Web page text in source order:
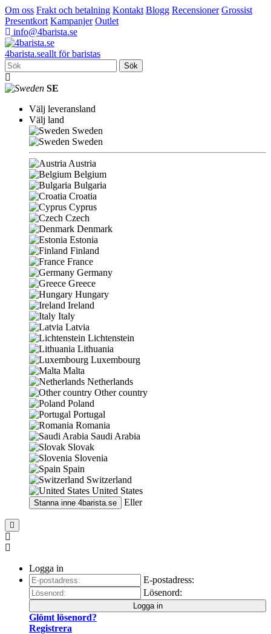
Om oss Frakt och betalning Kontakt Blogg Recensioner Grossist
Presentkort Kampanjer Outlet
info@4barista.se
4barista.seallt för baristas
Sök
SE
Välj leveransland
Välj land
Sweden
Sweden
Austria
Belgium
Bulgaria
Croatia
Cyprus
Czech
Denmark
Estonia
Finland
France
Germany
Greece
Hungary
Ireland
Italy
Latvia
Lichtenstein
Lithuania
Luxembourg
Malta
Netherlands
Other country
Poland
Portugal
Romania
Saudi Arabia
Slovak
Slovenia
Spain
Switzerland
United States
Stanna inne 4barista.se Eller
Logga in
E-postadress:
Lösenord:
Logga in
Glömt lösenord?
Registrera